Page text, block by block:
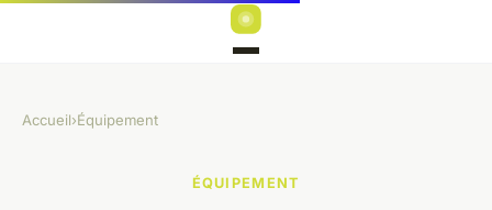
Accueil›Équipement
ÉQUIPEMENT